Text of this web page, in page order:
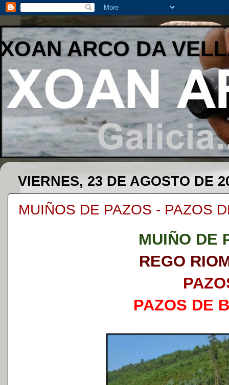
XOAN ARCO DA
VIERNES, 23 DE AGOSTO DE
MUIÑOS DE PAZOS - PAZOS
MUIÑO DE
REGO
PAZOS DE